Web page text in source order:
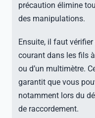
précaution élimine
des manipulations.
Ensuite, il faut
courant dans les fils à
ou d’un multimètre.
garantit que vous
notamment lors du
de raccordement.